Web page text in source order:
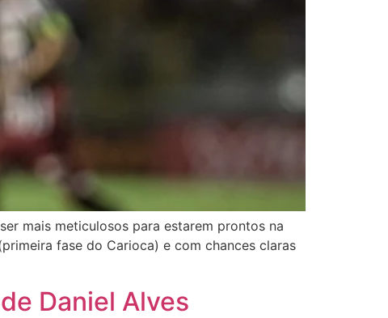
mais meticulosos para estarem prontos na
fase do Carioca) e com chances claras
Daniel Alves